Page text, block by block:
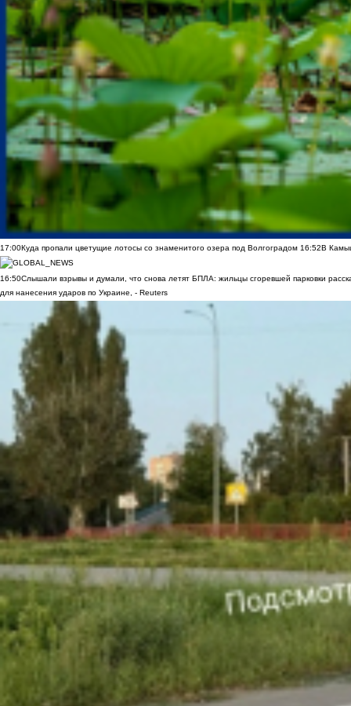
17:00Куда пропали цветущие лотосы со знаменитого озера под Волгоградом 16:52В
16:50Слышали взрывы и думали, что снова летят БПЛА: жильцы сгоревшей парковки
для нанесения ударов по Украине, - Reuters